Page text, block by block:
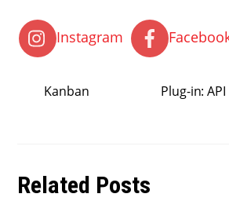
Instagram
Kanban Plug-in:
Related Posts